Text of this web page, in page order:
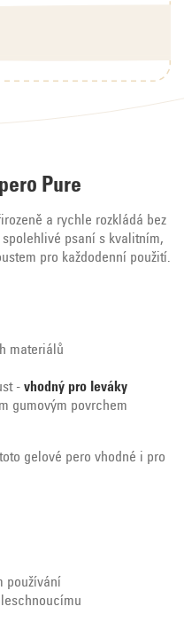
Pure
a rychle rozkládá bez
psaní s kvalitním,
pro každodenní použití.
materiálů
- vhodný pro leváky
gumovým povrchem
gelové pero vhodné i pro
používání